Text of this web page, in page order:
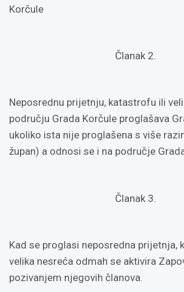
Korčule
Članak 2.
Neposrednu prijetnju, katastrofu ili
području Grada Korčule proglašava
ukoliko ista nije proglašena s više
župan) a odnosi se i na područje
Članak 3.
Kad se proglasi neposredna prijetnja,
velika nesreća odmah se aktivira
pozivanjem njegovih članova.